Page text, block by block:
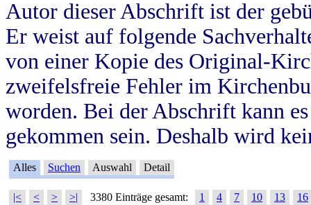
Autor dieser Abschrift ist der
Er weist auf folgende
von einer Kopie des Original-
zweifelsfreie Fehler im
worden. Bei der Abschrift kann
gekommen sein. Deshalb wird
Alles Suchen Auswahl Detail
|< < > >| 3380 Einträge gesamt: 1 4 7 10 13
16